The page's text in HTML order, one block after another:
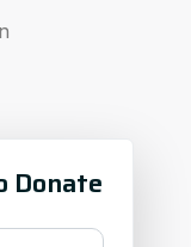
Donate